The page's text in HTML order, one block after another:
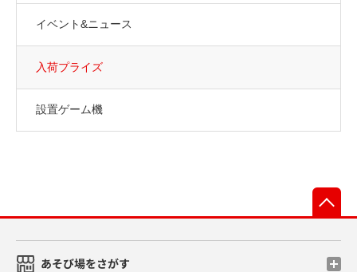
イベント&ニュース
入荷プライズ
設置ゲーム機
あそび場をさがす